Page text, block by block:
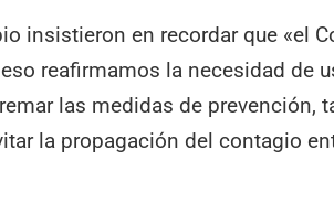
insistieron en recordar que «el
reafirmamos la necesidad de
las medidas de prevención,
la propagación del contagio